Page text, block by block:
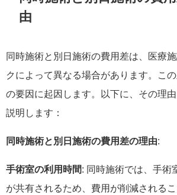
由
同時施術と別日施術の費用差は、医療
クによって異なる場合があります。こ
の要因に起因します。以下に、その理
説明します：
同時施術と別日施術の費用差の理由:
手術室の利用時間: 同時施術では、手術
が共有されるため、費用が削減される